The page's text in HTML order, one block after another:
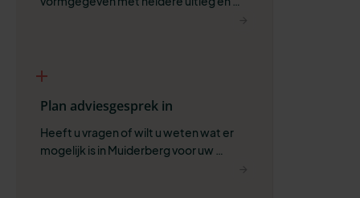
Plan adviesgesprek in
Heeft u vragen of wilt u weten wat er
mogelijk is in Muiderberg voor uw